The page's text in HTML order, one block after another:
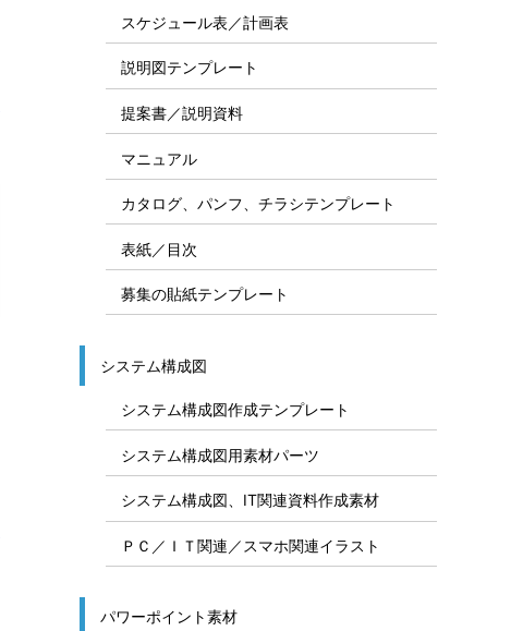
スケジュール表／計画表
説明図テンプレート
提案書／説明資料
マニュアル
カタログ、パンフ、チラシテンプレート
表紙／目次
募集の貼紙テンプレート
システム構成図
システム構成図作成テンプレート
システム構成図用素材パーツ
システム構成図、IT関連資料作成素材
ＰＣ／ＩＴ関連／スマホ関連イラスト
パワーポイント素材